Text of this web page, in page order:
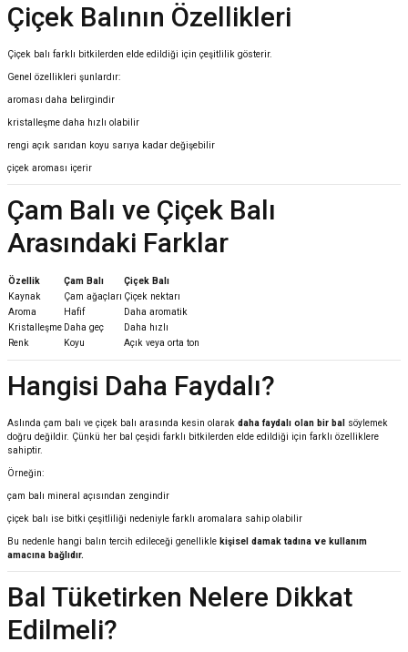
Çiçek Balının Özellikleri
Çiçek balı farklı bitkilerden elde edildiği için çeşitlilik gösterir.
Genel özellikleri şunlardır:
aroması daha belirgindir
kristalleşme daha hızlı olabilir
rengi açık sarıdan koyu sarıya kadar değişebilir
çiçek aroması içerir
Çam Balı ve Çiçek Balı
Arasındaki Farklar
Özellik Çam Balı
Çiçek Balı
Kaynak
Çam ağaçları Çiçek nektarı
Aroma
Hafif
Daha aromatik
Kristalleşme Daha geç
Daha hızlı
Renk
Koyu Açık veya orta ton
Hangisi Daha Faydalı?
Aslında çam balı ve çiçek balı arasında kesin olarak daha faydalı olan bir bal
söylemek
doğru değildir. Çünkü her bal çeşidi farklı bitkilerden elde edildiği için farklı özelliklere
sahiptir.
Örneğin:
çam balı mineral açısından zengindir
çiçek balı ise bitki çeşitliliği nedeniyle farklı aromalara sahip olabilir
Bu nedenle hangi balın tercih edileceği genellikle kişisel damak tadına ve kullanım
amacına bağlıdır.
Bal Tüketirken Nelere Dikkat
Edilmeli?